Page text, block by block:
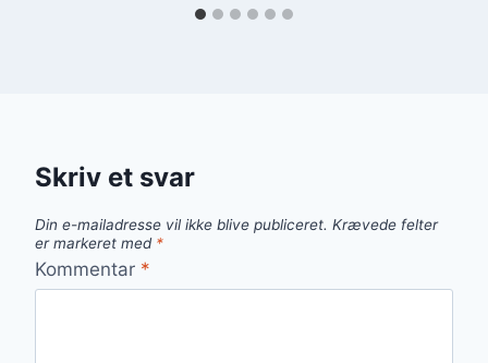
Skriv et svar
Din e-mailadresse vil ikke blive publiceret. Krævede felter
er markeret med *
Kommentar *